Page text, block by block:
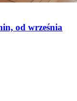
od września